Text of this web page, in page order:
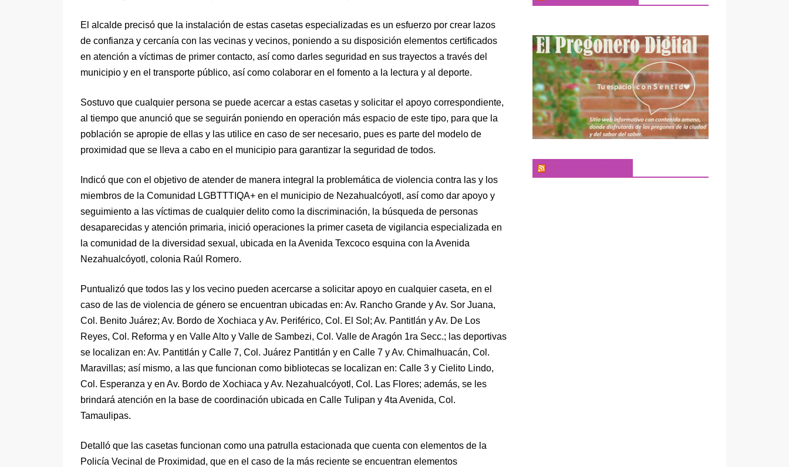
El alcalde precisó que la instalación de estas casetas especializadas es un esfuerzo por crear lazos
de confianza y cercanía con las vecinas y vecinos, poniendo a su disposición elementos certificados
en atención a víctimas de primer contacto, así como darles seguridad en sus trayectos a través del
municipio y en el transporte público, así como colaborar en el fomento a la lectura y al deporte.
Sostuvo que cualquier persona se puede acercar a estas casetas y solicitar el apoyo correspondiente,
al tiempo que anunció que se seguirán poniendo en operación más espacio de este tipo, para que la
población se apropie de ellas y las utilice en caso de ser necesario, pues es parte del modelo de
proximidad que se lleva a cabo en el municipio para garantizar la seguridad de todos.
Indicó que con el objetivo de atender de manera integral la problemática de violencia contra las y los
miembros de la Comunidad LGBTTTIQA+ en el municipio de Nezahualcóyotl, así como dar apoyo y
seguimiento a las víctimas de cualquier delito como la discriminación, la búsqueda de personas
desaparecidas y atención primaria, inició operaciones la primer caseta de vigilancia especializada en
la comunidad de la diversidad sexual, ubicada en la Avenida Texcoco esquina con la Avenida
Nezahualcóyotl, colonia Raúl Romero.
Puntualizó que todos las y los vecino pueden acercarse a solicitar apoyo en cualquier caseta, en el
caso de las de violencia de género se encuentran ubicadas en: Av. Rancho Grande y Av. Sor Juana,
Col. Benito Juárez; Av. Bordo de Xochiaca y Av. Periférico, Col. El Sol; Av. Pantitlán y Av. De Los
Reyes, Col. Reforma y en Valle Alto y Valle de Sambezi, Col. Valle de Aragón 1ra Secc.; las deportivas
se localizan en: Av. Pantitlán y Calle 7, Col. Juárez Pantitlán y en Calle 7 y Av. Chimalhuacán, Col.
Maravillas; así mismo, a las que funcionan como bibliotecas se localizan en: Calle 3 y Cielito Lindo,
Col. Esperanza y en Av. Bordo de Xochiaca y Av. Nezahualcóyotl, Col. Las Flores; además, se les
brindará atención en la base de coordinación ubicada en Calle Tulipan y 4ta Avenida, Col.
Tamaulipas.
Detalló que las casetas funcionan como una patrulla estacionada que cuenta con elementos de la
Policía Vecinal de Proximidad, que en el caso de la más reciente se encuentran elementos